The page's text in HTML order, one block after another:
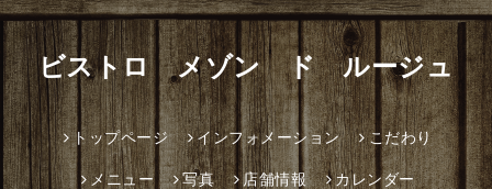
ビストロ メゾン ド ルージュ
トップページ インフォメーション こだわり
メニュー 写真 店舗情報 カレンダー